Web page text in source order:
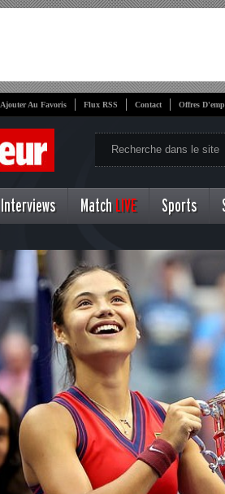
Ajouter Au Favoris Flux RSS Contact Offres
Interviews Match LIVE Sports